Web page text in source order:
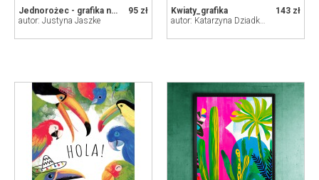
95 zł
Jednorożec - grafika na plakacie na A3
autor: Justyna Jaszke
143 zł
Kwiaty_grafika
autor: Katarzyna Dziadkowiec